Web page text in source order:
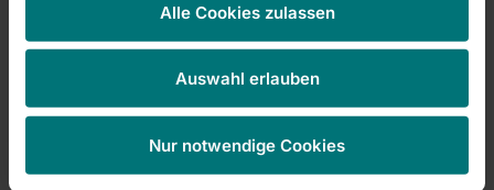
Alle Cookies zulassen
Auswahl erlauben
Nur notwendige Cookies
Cookie-
anzupassen.
Marketing-
akzeptieren
Kursentwicklung